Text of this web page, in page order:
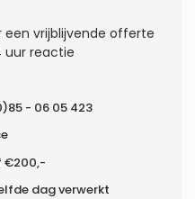
een vrijblijvende offerte
uur reactie
- 06 05 423
€200,-
dag verwerkt